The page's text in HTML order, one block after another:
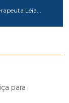
Léia...
para